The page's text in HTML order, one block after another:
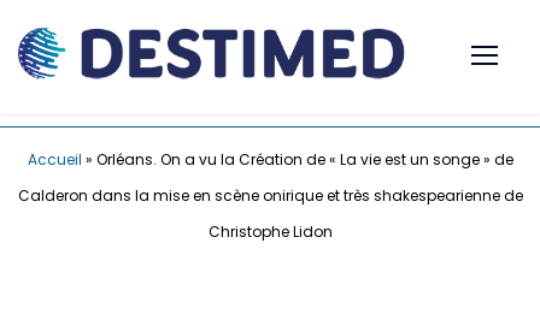
Accueil » Orléans. On a vu la Création de « La vie est un songe » de
Calderon dans la mise en scène onirique et très shakespearienne de
Christophe Lidon